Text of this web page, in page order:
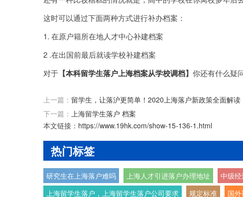
这时可以通过下面两种方式进行补办档案：
1. 在原户籍所在地人才中心补建档案
2 .在出国前最后就读学校补建档案
对于 【本科留学生落户上海档案从学校调档】 你还有什么疑
上一篇： 留学生，让落沪更简单！2020上海落户新政策全面解读
下一篇： 上海留学生落户 档案
本文链接： https://www.19hk.com/show-15-136-1.html
热门标签
研究生在上海落户难吗 上海人才引进落户办理地址 中级
上海留学生落户，上海留学生落户公司要求
规定标准 国